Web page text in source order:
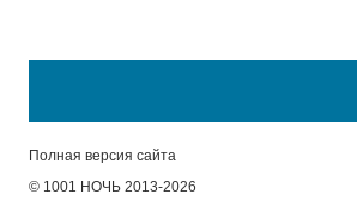
Полная версия сайта
© 1001 НОЧЬ 2013-2026